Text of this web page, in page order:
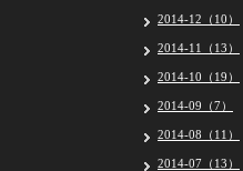
2014-12（10）
2014-11（13）
2014-10（19）
2014-09（7）
2014-08（11）
2014-07（13）